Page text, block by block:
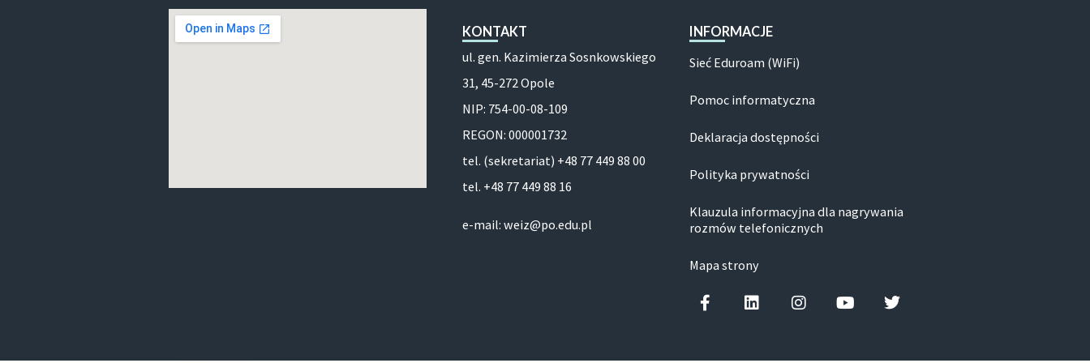
KONTAKT
ul. gen. Kazimierza Sosnkowskiego
31, 45-272 Opole
NIP: 754-00-08-109
REGON: 000001732
tel. (sekretariat) +48 77 449 88 00
tel. +48 77 449 88 16
e-mail: weiz@po.edu.pl
INFORMACJE
Sieć Eduroam (WiFi)
Pomoc informatyczna
Deklaracja dostępności
Polityka prywatności
Klauzula informacyjna dla nagrywania
rozmów telefonicznych
Mapa strony
Facebook-fLinkedinInstagramYoutubeTwitter